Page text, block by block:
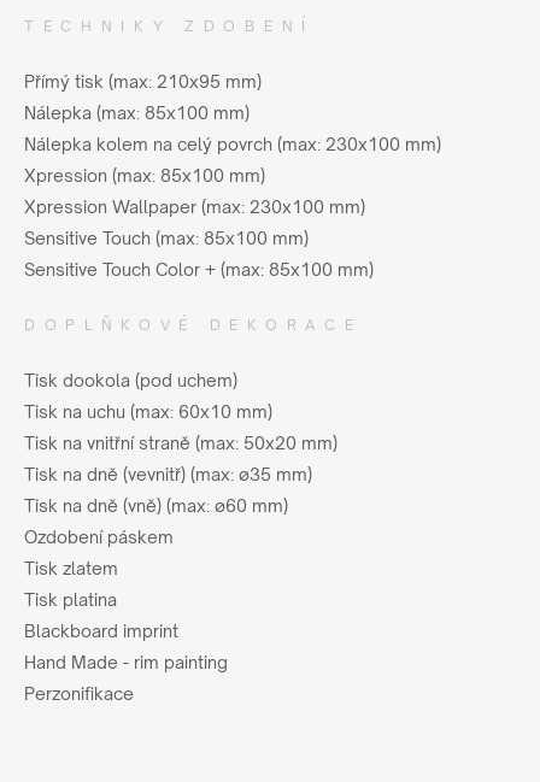
TECHNIKY ZDOBENÍ
Přímý tisk (max: 210x95 mm)
Nálepka (max: 85x100 mm)
Nálepka kolem na celý povrch (max: 230x100 mm)
Xpression (max: 85x100 mm)
Xpression Wallpaper (max: 230x100 mm)
Sensitive Touch (max: 85x100 mm)
Sensitive Touch Color + (max: 85x100 mm)
DOPLŇKOVÉ DEKORACE
Tisk dookola (pod uchem)
Tisk na uchu (max: 60x10 mm)
Tisk na vnitřní straně (max: 50x20 mm)
Tisk na dně (vevnitř) (max: ø35 mm)
Tisk na dně (vně) (max: ø60 mm)
Ozdobení páskem
Tisk zlatem
Tisk platina
Blackboard imprint
Hand Made - rim painting
Perzonifikace